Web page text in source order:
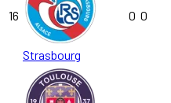
16
Strasbourg
0 0